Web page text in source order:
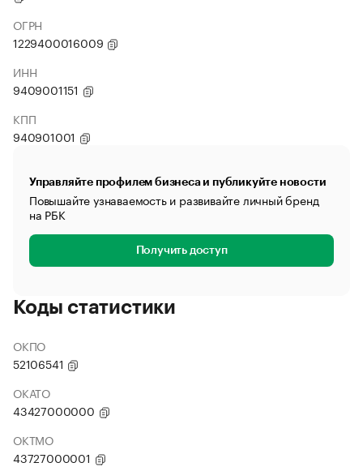
ОГРН
1229400016009
ИНН
9409001151
КПП
940901001
Управляйте профилем бизнеса и публикуйте новости
Повышайте узнаваемость и развивайте личный бренд
на РБК
Получить доступ
Коды статистики
ОКПО
52106541
ОКАТО
43427000000
ОКТМО
43727000001